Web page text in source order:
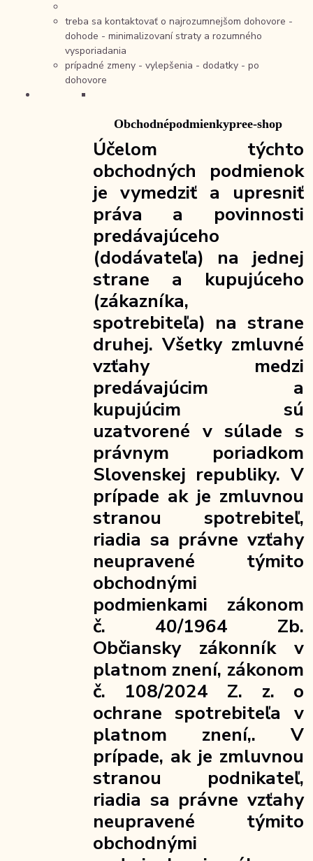
treba sa kontaktovať o najrozumnejšom dohovore -
dohode - minimalizovaní straty a rozumného
vysporiadania
prípadné zmeny - vylepšenia - dodatky - po
dohovore
Obchodnépodmienkypree-shop
Účelom týchto
obchodných podmienok
je vymedziť a upresniť
práva a povinnosti
predávajúceho
(dodávateľa) na jednej
strane a kupujúceho
(zákazníka,
spotrebiteľa) na strane
druhej. Všetky zmluvné
vzťahy medzi
predávajúcim a
kupujúcim sú
uzatvorené v súlade s
právnym poriadkom
Slovenskej republiky. V
prípade ak je zmluvnou
stranou spotrebiteľ,
riadia sa právne vzťahy
neupravené týmito
obchodnými
podmienkami zákonom
č. 40/1964 Zb.
Občiansky zákonník v
platnom znení, zákonom
č. 108/2024 Z. z. o
ochrane spotrebiteľa v
platnom znení,. V
prípade, ak je zmluvnou
stranou podnikateľ,
riadia sa právne vzťahy
neupravené týmito
obchodnými